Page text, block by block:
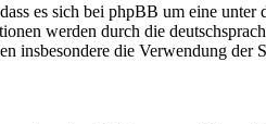
es sich bei phpBB um eine unter
werden durch die
insbesondere die Verwendung der